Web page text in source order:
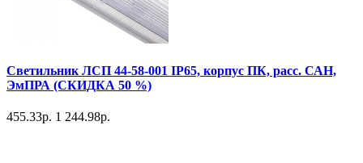
Светильник ЛСП 44-58-001 IP65, корпус ПК, расс. САН,
ЭмПРА (СКИДКА 50 %)
455.33р. 1 244.98р.